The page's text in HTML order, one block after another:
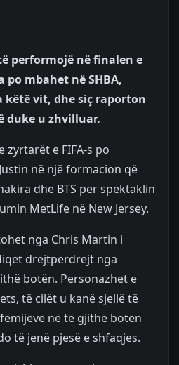
performojë në finalen e
po mbahet në SHBA,
këtë vit, dhe siç raporton
duke u zhvilluar.
zyrtarët e FIFA-s po
në një formacion që
dhe BTS për spektaklin
MetLife në New Jersey.
nga Chris Martin i
drejtpërdrejt nga
botën. Personazhet e
të cilët u kanë sjellë të
në të gjithë botën
të jenë pjesë e shfaqjes.